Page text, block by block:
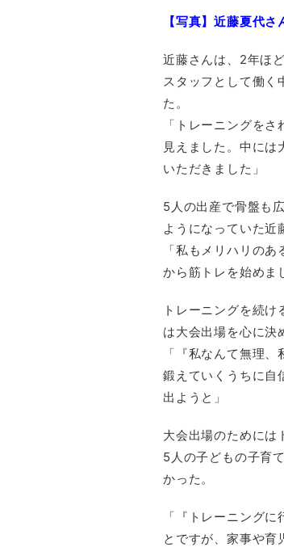
【写真】近藤夏代
近藤さんは、2年ほ
スタッフとして働く
た。
「トレーニングを
見えました。中に
いただきました」
5人の出産で骨盤も
ようになっていた近
「私もメリハリの
から筋トレを始めま
トレーニングを続
は大会出場を心に決
「『私なんて無理
鍛えていくうちに自
出ようと」
大会出場のためには
5人の子どもの子育
かった。
「『トレーニング
とですが、家事や育